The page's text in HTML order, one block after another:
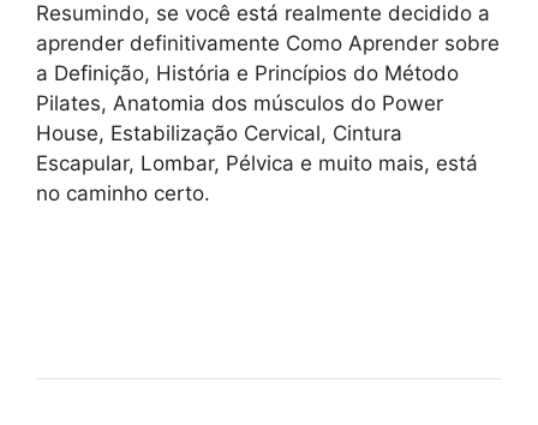
Resumindo, se você está realmente decidido a
aprender definitivamente Como Aprender sobre
a Definição, História e Princípios do Método
Pilates, Anatomia dos músculos do Power
House, Estabilização Cervical, Cintura
Escapular, Lombar, Pélvica e muito mais, está
no caminho certo.